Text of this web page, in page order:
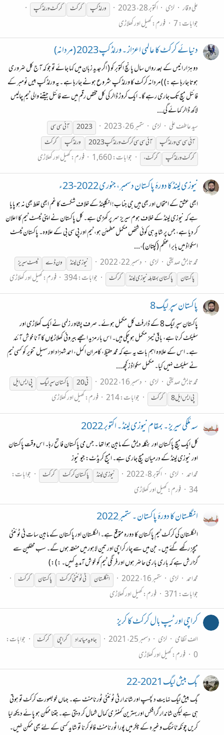
علی وقار لڑی اکتوبر 28، 2023 ورلڈ کپ کرکٹ کرکٹورلڈ کپ
جوابات: 7 فورم:کھیل اور کھلاڑی
دنیائے کرکٹ کا عالمی اعزاز ۔ ورلڈ کپ 2023 (مردانہ)
دو ہزار انیس کے بعد رواں سال پانچ اکتوبر کو ( اگر جدید زبان میں کہا جائے تو جو کہ آج کل ضروری
ہوتا جارہا ہے :) ) مردانہ کرکٹ کا ورلڈ کپ شروع ہونے جارہا ہے ۔یہ ورلڈ کپ بیس نومبر کے
فائنل میچ تک جاری رہے گا۔ ایک کروڑ ڈالر کی کل مختص رقم میں سے فائنل جیتنے والی ٹیم چالیس
لاکھ ڈالر کمائے گی...
سید عاطف علی لڑی ستمبر 26، 2023 2023
آئی سی سی
آئی سی سی ورلڈ کپ
آئی سی سیکرکٹورلڈ کپ 2023 ورلڈ کپ
کرکٹ
کرکٹورلڈ کپ کرکٹ، جوابات: 1,660 فورم:کھیل اور کھلاڑی
نیوزی لینڈ کا دورۂ پاکستان دسمبر، جنوری 2022-23ء
ابھی عشق کے امتحاں اور بھی ہیں جی جناب! انگلینڈ کے خلاف شکست کا غم ابھی غلط بھی نہ ہو پایا
ہے کہ نیوزی لینڈ کے خلاف ہوم سیریز سر پر کھڑی ہے۔ کل پاکستان نے اپنی ٹیسٹ ٹیم کا اعلان
کر دیا ہے، جس پر شاید ہی کوئی شخص مکمل مطمئن ہو، ٹیم اور پی سی بی کے علاوہ۔ پاکستان ٹیسٹ
اسکواڈ میں بابر اعظم (کپتان)،...
محمد تابش صدیقی
لڑی دسمبر 22، 2022 نیوزی لینڈ ون ڈے
ٹیسٹ سیریز
پاکستان
پاکستان بمقابلہ نیوزی لینڈ کرکٹ جوابات: 394 فورم:کھیل اور کھلاڑی
پاکستان سپر لیگ 8
پاکستان سپر لیگ 8 کے ڈارفٹ کل مکمل ہوئے۔ صرف پشاور زلمی نے ایک کھلاڑی اور
سلیکٹ کرنا ہے، باقی ٹیمز مکمل ہو چکی ہیں۔ اس بار مزید اچھے بیرونی کھلاڑیوں کا آنا خوش آئند
ہے۔ اس کے علاوہ اہم بات یہ ہے کہ محمد حفیظ، کامران اکمل، احمد شہزاد اور سہیل تنویر کو کسی ٹیم
نے سلیکٹ نہیں کیا۔ مکمل سکواڈز کچھ...
محمد تابش صدیقی
لڑی دسمبر 16، 2022 ٹی20 پاکستان سپر لیگ
پی ایس ایل
پی ایس ایل 8
کرکٹ جوابات: 214 فورم:کھیل اور کھلاڑی
سہ مُلکی سیریز ۔ بمقام نیوزی لینڈ ۔ اکتوبر 2022
کل ایک میچ پاکستان اور بنگلہ دیش کے مابین ہوا تھا ۔ جس می پاکستان فاتح رہا۔ اس وقت پاکستان
اور نیوزی لینڈ کے درمیان میچ جاری ہے۔ امیج کریڈٹ: جیو نیوز
محمداحمد لڑی اکتوبر 8، 2022 نیوزی لینڈ پاکستانکرکٹ کرکٹ
جوابات:
34 فورم:کھیل اور کھلاڑی
انگلستان کا دورہٴ پاکستان ۔ ستمبر 2022
انگلستان کی کرکٹ ٹیم پاکستان کا دورہ متوقع ہے۔ انگلستان اور پاکستان کے مابین سات ٹی ٹوئنٹی
میچز رکھے گئے ہیں ۔ جن میں سے چار کراچی اور تین لاہور میں منعقد ہوں گے۔ سب محفلین سے
گزارش ہے کہ باری باری حاضر ہوں اور فرنگی ٹیم کو خوش آمدید کہیں۔ :) :)
محمداحمد لڑی ستمبر 16، 2022 انگلستان ٹی ٹوئنٹیکرکٹ پاکستان کرکٹ
جوابات: 371 فورم:کھیل اور کھلاڑی
کراچی اور ٹیپ بال کرکٹ کا کریز
الف نظامی لڑی دسمبر 25، 2021 جاوید میانداد کراچی کرکٹ
جوابات:
0 فورم:کھیل اور کھلاڑی
بگ بیش لیگ 2021-22
بگ بیش لیگ نہایت دلچسپ اور شاندار ٹی ٹوئنٹی ٹورنامنٹ ہے۔ جہاں خوبصورت کرکٹ تو ہوتی
ہی ہے لیکن شاندار گرافکس اور بہترین کمنٹری کمال شمال کر دیتی ہے۔ جتنا ممکن ہو پائے دیکھ لیا
کریں چونکہ ٹائمنگ وغیرہ کے چکر میں پورا ٹورنامنٹ فالو کرنا تو شاید کسی کے لئے بھی ممکن نہیں۔